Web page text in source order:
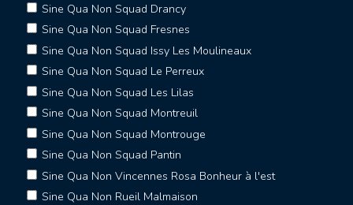
Sine Qua Non Squad Drancy
Sine Qua Non Squad Fresnes
Sine Qua Non Squad Issy Les Moulineaux
Sine Qua Non Squad Le Perreux
Sine Qua Non Squad Les Lilas
Sine Qua Non Squad Montreuil
Sine Qua Non Squad Montrouge
Sine Qua Non Squad Pantin
Sine Qua Non Vincennes Rosa Bonheur à l'est
Sine Qua Non Rueil Malmaison